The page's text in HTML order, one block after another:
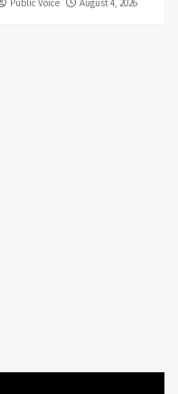
Public Voice August 4, 2026